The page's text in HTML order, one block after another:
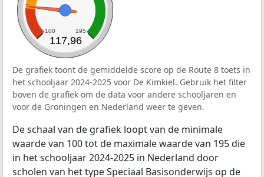
100 195
117,96
De grafiek toont de gemiddelde score op de Route 8 toets in
het schooljaar 2024-2025 voor De Kimkiel. Gebruik het filter
boven de grafiek om de data voor andere schooljaren en
voor de Groningen en Nederland weer te geven.
De schaal van de grafiek loopt van de minimale
waarde van 100 tot de maximale waarde van 195 die
in het schooljaar 2024-2025 in Nederland door
scholen van het type Speciaal Basisonderwijs op de